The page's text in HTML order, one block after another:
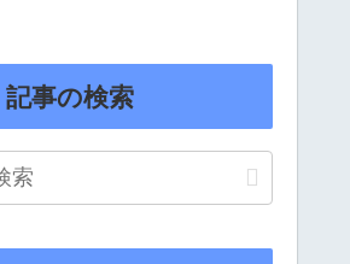
記事の検索